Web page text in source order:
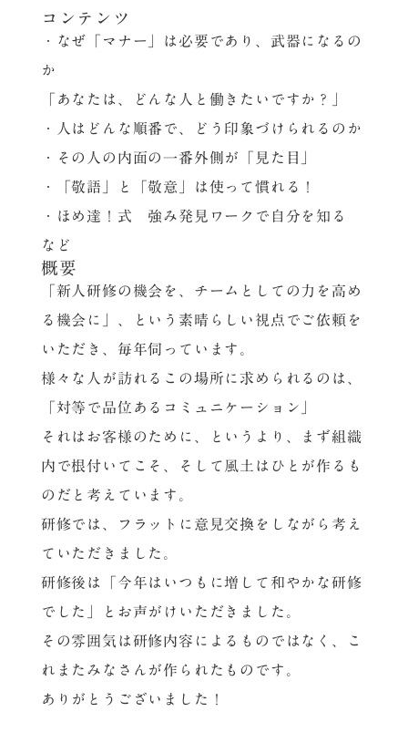
コンテンツ
・なぜ「マナー」は必要であり、武器になるの
か
「あなたは、どんな人と働きたいですか？」
・人はどんな順番で、どう印象づけられるのか
・その人の内面の一番外側が「見た目」
・「敬語」と「敬意」は使って慣れる！
・ほめ達！式 強み発見ワークで自分を知る
など
概要
「新人研修の機会を、チームとしての力を高め
る機会に」、という素晴らしい視点でご依頼を
いただき、毎年伺っています。
様々な人が訪れるこの場所に求められるのは、
「対等で品位あるコミュニケーション」
それはお客様のために、というより、まず組織
内で根付いてこそ、そして風土はひとが作るも
のだと考えています。
研修では、フラットに意見交換をしながら考え
ていただきました。
研修後は「今年はいつもに増して和やかな研修
でした」とお声がけいただきました。
その雰囲気は研修内容によるものではなく、こ
れまたみなさんが作られたものです。
ありがとうございました！